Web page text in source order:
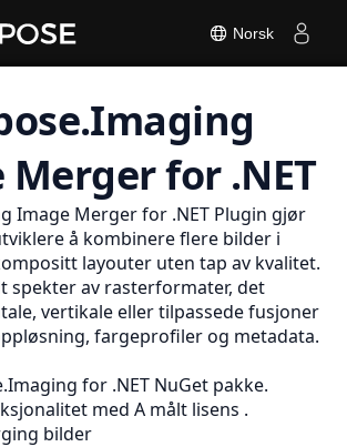
Norsk
for .NET
Image Merger for .NET Plugin gjør
å kombinere flere bilder i
layouter uten tap av kvalitet.
spekter av rasterformater, det
vertikale eller tilpassede fusjoner
fargeprofiler og metadata.
for .NET NuGet pakke.
med A målt lisens .
bilder